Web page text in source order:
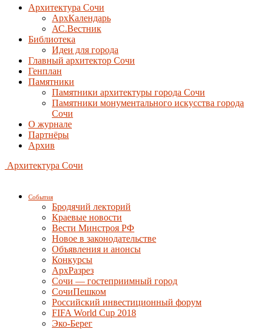
Архитектура Сочи
АрхКалендарь
АС.Вестник
Библиотека
Идеи для города
Главный архитектор Сочи
Генплан
Памятники
Памятники архитектуры города Сочи
Памятники монументального искусства города
Сочи
О журнале
Партнёры
Архив
Архитектура Сочи
События
Бродячий лекторий
Краевые новости
Вести Минстроя РФ
Новое в законодательстве
Объявления и анонсы
Конкурсы
АрхРазрез
Сочи — гостеприимный город
СочиПешком
Российский инвестиционный форум
FIFA World Cup 2018
Эко-Берег